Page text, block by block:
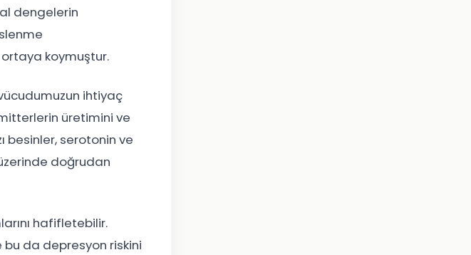
dengelerin
ortaya koymuştur.
ihtiyaç
üretimini ve
besinler, serotonin ve
doğrudan
hafifletebilir.
da depresyon riskini